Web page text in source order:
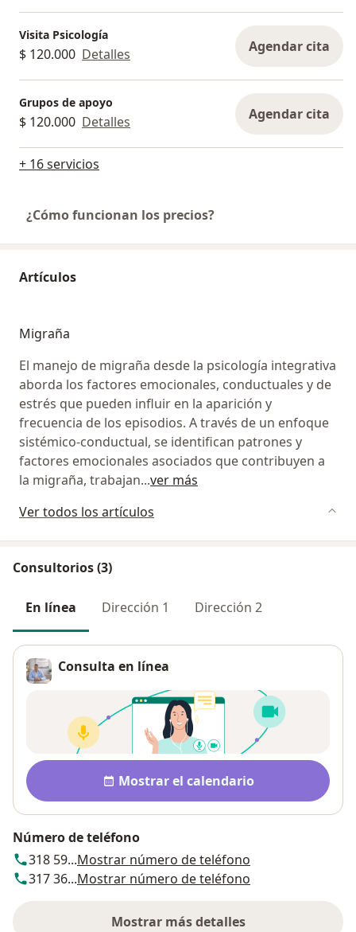
Visita Psicología
$ 120.000 Detalles Agendar cita
Grupos de apoyo
$ 120.000 Detalles Agendar cita
+ 16 servicios
¿Cómo funcionan los precios?
Artículos
Migraña
El manejo de migraña desde la psicología integrativa
aborda los factores emocionales, conductuales y de
estrés que pueden influir en la aparición y
frecuencia de los episodios. A través de un enfoque
sistémico-conductual, se identifican patrones y
factores emocionales asociados que contribuyen a
la migraña, trabajan...ver más
Ver todos los artículos
Consultorios (3)
En línea Dirección 1 Dirección 2
Consulta en línea
Disponibilidad
Mostrar el calendario
Número de teléfono
318 59...Mostrar número de teléfono
317 36...Mostrar número de teléfono
Mostrar más detalles